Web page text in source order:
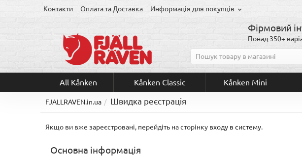
Контакти Оплата та Доставка Информація для покупців
Фірмовий
Понад 350+
All Kånken Kånken Classic Kånken Mini
FJALLRAVEN.in.ua Швидка реєстрація
Якщо ви вже зареєстровані, перейдіть на сторінку входу в систему.
Основна інформація